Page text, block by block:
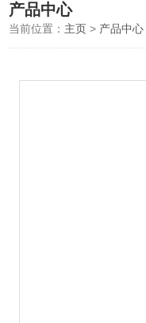
产品中心
当前位置： 主页 > 产品中心